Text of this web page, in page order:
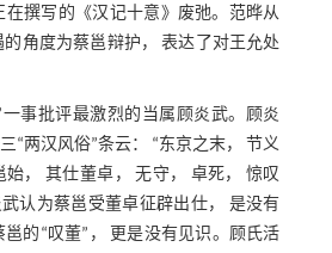
在撰写的《汉记十意》废弛。范晔从
角度为蔡邕辩护， 表达了对王允处
事批评最激烈的当属顾炎武。顾炎
“两汉风俗”条云： “东京之末， 节义
， 其仕董卓， 无守， 卓死， 惊叹
认为蔡邕受董卓征辟出仕， 是没有
的“叹董”， 更是没有见识。顾氏活